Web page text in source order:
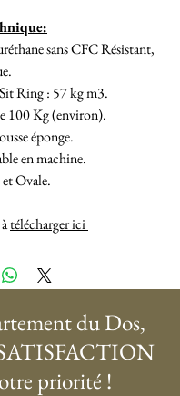
sans CFC Résistant,
Ring : 57 kg m3.
100 Kg (environ).
éponge.
en machine.
Ovale.
télécharger ici
du Dos,
priorité !